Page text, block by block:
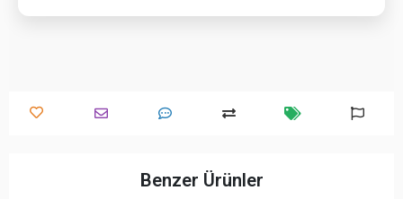
Benzer Ürünler